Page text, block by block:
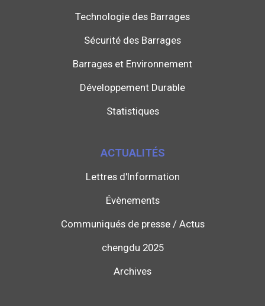
Technologie des Barrages
Sécurité des Barrages
Barrages et Environnement
Développement Durable
Statistiques
ACTUALITÉS
Lettres d'Information
Évènements
Communiqués de presse / Actus
chengdu 2025
Archives